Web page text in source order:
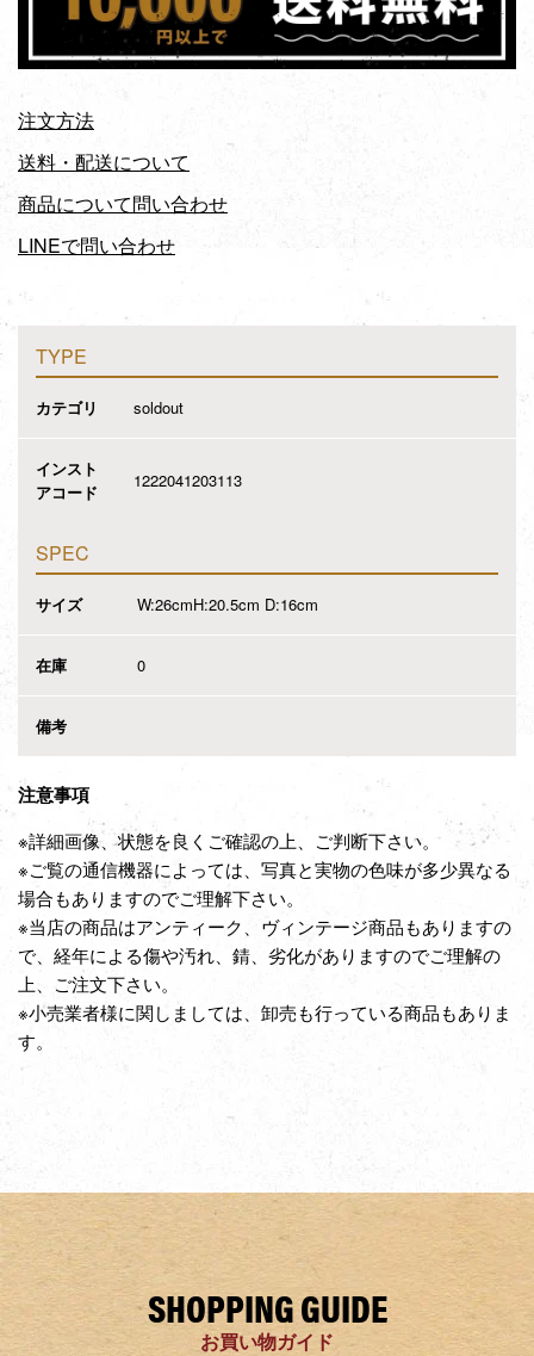
注文方法
送料・配送について
商品について問い合わせ
LINEで問い合わせ
TYPE
カテゴリ soldout
インスト
アコード
1222041203113
SPEC
サイズ W:26cmH:20.5cm D:16cm
在庫 0
備考
注意事項
※詳細画像、状態を良くご確認の上、ご判断下さい。
※ご覧の通信機器によっては、写真と実物の色味が多少異なる
場合もありますのでご理解下さい。
※当店の商品はアンティーク、ヴィンテージ商品もありますの
で、経年による傷や汚れ、錆、劣化がありますのでご理解の
上、ご注文下さい。
※小売業者様に関しましては、卸売も行っている商品もありま
す。
SHOPPING GUIDE
お買い物ガイド